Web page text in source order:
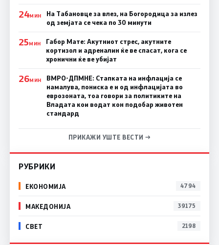
24МИН
На Табановце за влез, на Богородица за излез
од земјата се чека по 30 минути
25МИН
Габор Мате: Акутниот стрес, акутните
кортизол и адреналин ќе ве спасат, кога се
хронични ќе ве убијат
26МИН
ВМРО-ДПМНЕ: Стапката на инфлација се
намалува, пониска е и од инфлацијата во
еврозоната, тоа говори за политиките на
Владата кои водат кон подобар животен
стандард
ПРИКАЖИ УШТЕ ВЕСТИ →
РУБРИКИ
ЕКОНОМИЈА 4794
МАКЕДОНИЈА 39175
СВЕТ 2198